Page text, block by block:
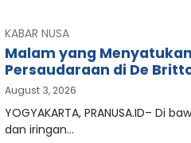
KABAR NUSA
Malam yang
Persaudaraan di De
August 3, 2026
YOGYAKARTA, PRANUSA.ID– Di
dan iringan…